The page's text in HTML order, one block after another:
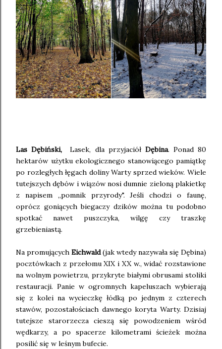
Las Dębiński, Lasek, dla przyjaciół Dębina. Ponad 80
hektarów użytku ekologicznego stanowiącego pamiątkę
po rozległych łęgach doliny Warty sprzed wieków. Wiele
tutejszych dębów i wiązów nosi dumnie zieloną plakietkę
z napisem ,,pomnik przyrody". Jeśli chodzi o faunę,
oprócz goniących biegaczy dzików można tu podobno
spotkać nawet puszczyka, wilgę czy traszkę
grzebieniastą.
Na promujących Eichwald(jak wtedy nazywała się Dębina)
pocztówkach z przełomu XIX i XX w., widać rozstawione
na wolnym powietrzu, przykryte białymi obrusami stoliki
restauracji. Panie w ogromnych kapeluszach wybierają
się z kolei na wycieczkę łódką po jednym z czterech
stawów, pozostałościach dawnego koryta Warty. Dzisiaj
tutejsze starorzecza cieszą się powodzeniem wśród
wędkarzy, a po spacerze kilometrami ścieżek można
posilić się w leśnym bufecie.